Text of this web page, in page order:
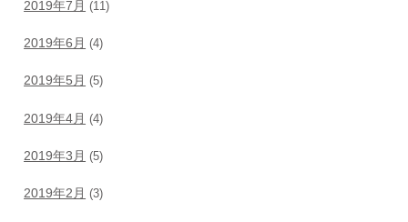
2019年7月 (11)
2019年6月 (4)
2019年5月 (5)
2019年4月 (4)
2019年3月 (5)
2019年2月 (3)